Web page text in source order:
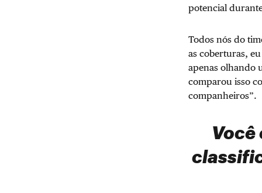
potencial
Todos nós do
as coberturas,
apenas olhando
comparou isso
companheiros”.
Você